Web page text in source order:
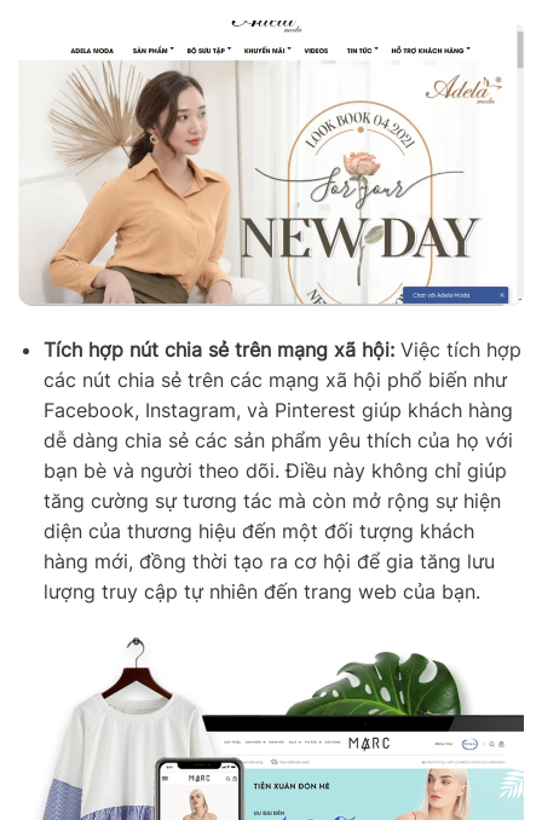
Tích hợp nút chia sẻ trên mạng xã hội:Việc tích hợp
các nút chia sẻ trên các mạng xã hội phổ biến như
Facebook, Instagram, và Pinterest giúp khách hàng
dễ dàng chia sẻ các sản phẩm yêu thích của họ với
bạn bè và người theo dõi. Điều này không chỉ giúp
tăng cường sự tương tác mà còn mở rộng sự hiện
diện của thương hiệu đến một đối tượng khách
hàng mới, đồng thời tạo ra cơ hội để gia tăng lưu
lượng truy cập tự nhiên đến trang web của bạn.